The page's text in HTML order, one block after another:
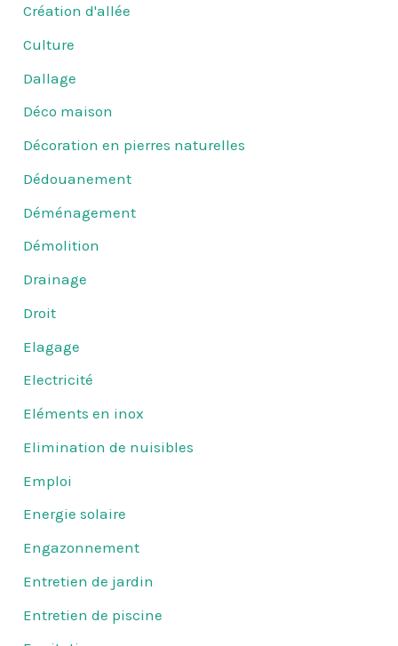
Création d'allée
Culture
Dallage
Déco maison
Décoration en pierres naturelles
Dédouanement
Déménagement
Démolition
Drainage
Droit
Elagage
Electricité
Eléments en inox
Elimination de nuisibles
Emploi
Energie solaire
Engazonnement
Entretien de jardin
Entretien de piscine